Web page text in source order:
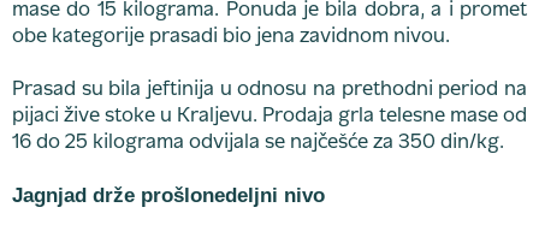
mase do 15 kilograma. Ponuda je bila dobra, a i promet
obe kategorije prasadi bio jena zavidnom nivou.
Prasad su bila jeftinija u odnosu na prethodni period na
pijaci žive stoke u Kraljevu. Prodaja grla telesne mase od
16 do 25 kilograma odvijala se najčešće za 350 din/kg.
Jagnjad drže prošlonedeljni nivo